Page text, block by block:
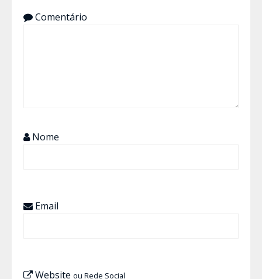
Comentário
Nome
Email
Website ou Rede Social